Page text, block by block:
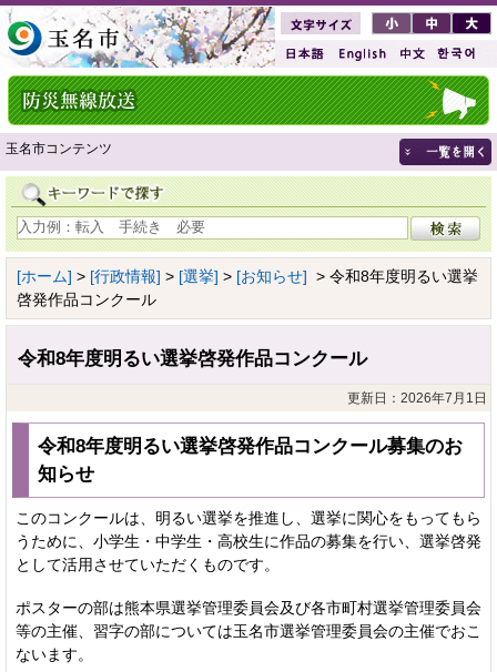
玉名市コンテンツ
[ホーム] > [行政情報] > [選挙] > [お知らせ] > 令和8年度明るい選挙
啓発作品コンクール
令和8年度明るい選挙啓発作品コンクール
更新日：2026年7月1日
令和8年度明るい選挙啓発作品コンクール募集のお
知らせ
このコンクールは、明るい選挙を推進し、選挙に関心をもってもら
うために、小学生・中学生・高校生に作品の募集を行い、選挙啓発
として活用させていただくものです。
ポスターの部は熊本県選挙管理委員会及び各市町村選挙管理委員会
等の主催、習字の部については玉名市選挙管理委員会の主催でおこ
ないます。